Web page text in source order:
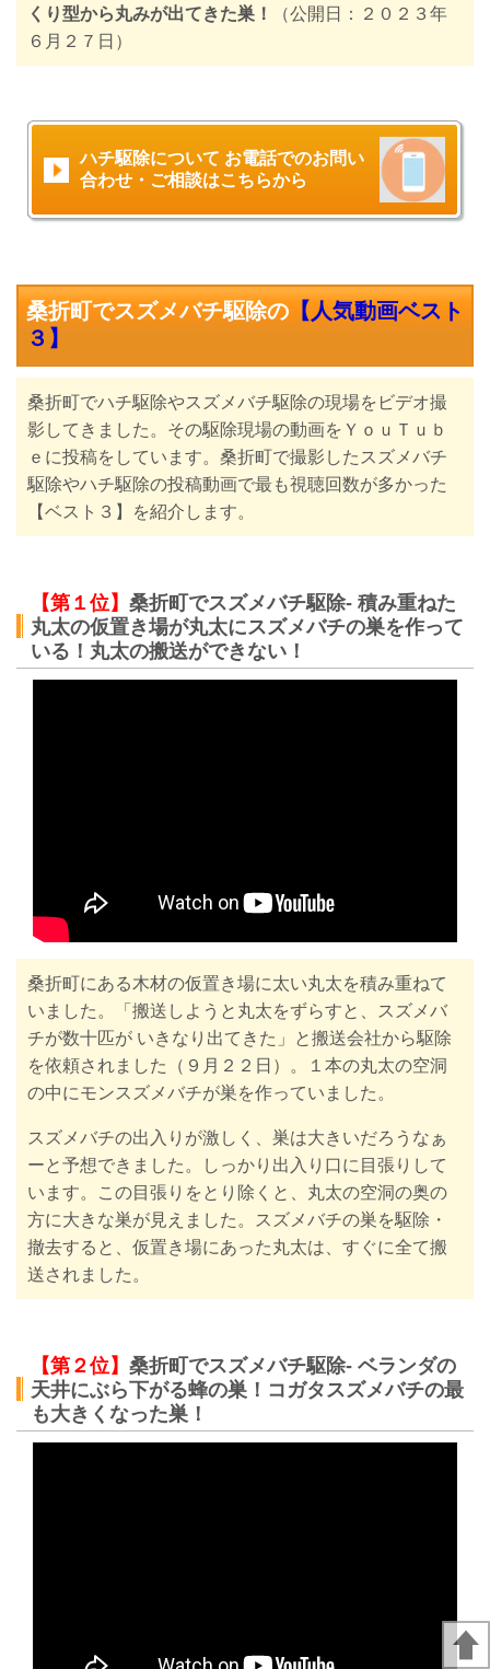
くり型から丸みが出てきた巣！
（公開日：２０２３年
６月２７日）
ハチ駆除について お電話でのお問い
合わせ・ご相談はこちらから
桑折町でスズメバチ駆除の 【人気動画ベスト
３】
桑折町でハチ駆除やスズメバチ駆除の現場をビデオ撮
影してきました。その駆除現場の動画をＹｏｕＴｕｂ
ｅに投稿をしています。桑折町で撮影したスズメバチ
駆除やハチ駆除の投稿動画で最も視聴回数が多かった
【ベスト３】を紹介します。
【第１位】 桑折町でスズメバチ駆除- 積み重ねた
丸太の仮置き場が丸太にスズメバチの巣を作って
いる！丸太の搬送ができない！
桑折町にある木材の仮置き場に太い丸太を積み重ねて
いました。「 搬送しようと丸太をずらすと、スズメバ
チが数十匹が いきなり出てきた」と搬送会社から駆除
を依頼されました
（９月２２日）。１本の丸太の空洞
の中にモンスズメバチが巣を作っていました。
スズメバチの出入りが激しく、巣は大きいだろうなぁ
ーと予想できました。しっかり出入り口に目張りして
います。この目張りをとり除くと、丸太の空洞の奥の
方に大きな巣が見えました。スズメバチの巣を駆除・
撤去すると、仮置き場にあった丸太は、すぐに全て搬
送されました。
【第２位】 桑折町でスズメバチ駆除- ベランダの
天井にぶら下がる蜂の巣！コガタスズメバチの最
も大きくなった巣！